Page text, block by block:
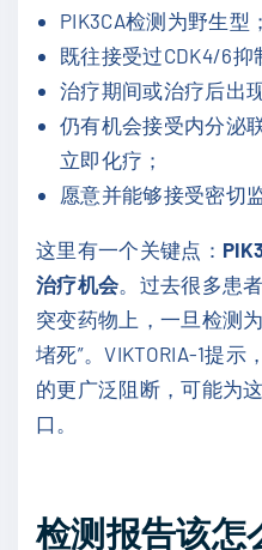
PIK3CA检测为野生型；
既往接受过CDK4/6抑
治疗期间或治疗后出
仍有机会接受内分泌
立即化疗；
愿意并能够接受密切
这里有一个关键点：
治疗机会。过去很多患
突变药物上，一旦检测
堵死”。VIKTORIA-1提示
的更广泛阻断，可能为
口。
检测报告该怎